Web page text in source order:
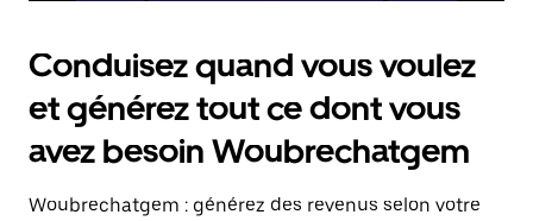
Conduisez quand vous voulez
et générez tout ce dont vous
avez besoin Woubrechatgem
Woubrechatgem : générez des revenus selon votre